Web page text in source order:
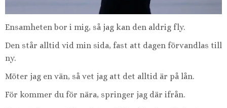
Ensamheten bor i mig, så jag kan den aldrig fly.
Den står alltid vid min sida, fast att dagen förvandlas till
ny.
Möter jag en vän, så vet jag att det alltid är på lån.
För kommer du för nära, springer jag där ifrån.